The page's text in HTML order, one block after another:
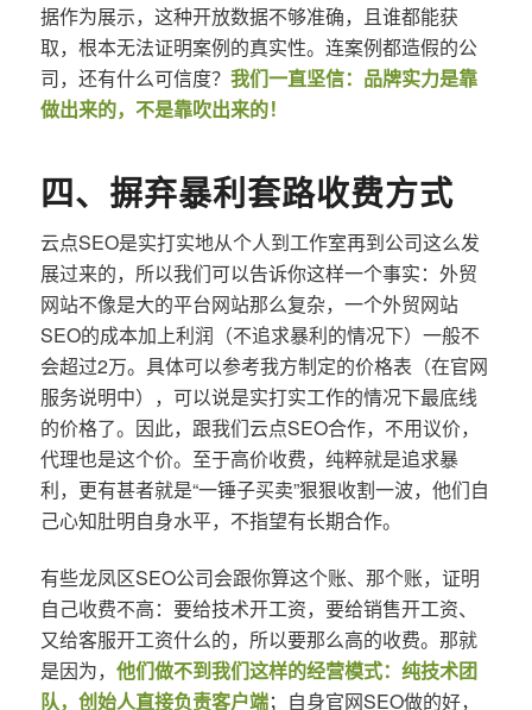
据作为展示，这种开放数据不够准确，且谁都能获
取，根本无法证明案例的真实性。连案例都造假的公
司，还有什么可信度？ 我们一直坚信：品牌实力是靠
做出来的，不是靠吹出来的！
四、摒弃暴利套路收费方式
云点SEO是实打实地从个人到工作室再到公司这么发
展过来的，所以我们可以告诉你这样一个事实：外贸
网站不像是大的平台网站那么复杂，一个外贸网站
SEO的成本加上利润（不追求暴利的情况下）一般不
会超过2万。具体可以参考我方制定的价格表（在官网
服务说明中），可以说是实打实工作的情况下最底线
的价格了。因此，跟我们云点SEO合作，不用议价，
代理也是这个价。至于高价收费，纯粹就是追求暴
利，更有甚者就是“一锤子买卖”狠狠收割一波，他们自
己心知肚明自身水平，不指望有长期合作。
有些龙凤区SEO公司会跟你算这个账、那个账，证明
自己收费不高：要给技术开工资，要给销售开工资、
又给客服开工资什么的，所以要那么高的收费。那就
是因为， 他们做不到我们这样的经营模式：纯技术团
队，创始人直接负责客户端；自身官网SEO做的好，